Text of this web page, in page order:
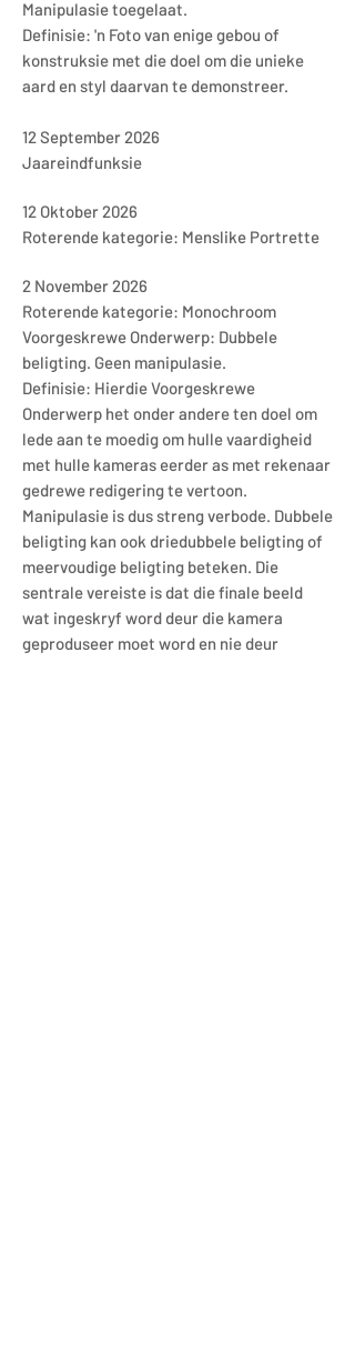
Manipulasie toegelaat.
Definisie: 'n Foto van enige gebou of
konstruksie met die doel om die unieke
aard en styl daarvan te demonstreer.
12 September 2026
Jaareindfunksie
12 Oktober 2026
Roterende kategorie: Menslike Portrette
2 November 2026
Roterende kategorie: Monochroom
Voorgeskrewe Onderwerp: Dubbele
beligting. Geen manipulasie.
Definisie: Hierdie Voorgeskrewe
Onderwerp het onder andere ten doel om
lede aan te moedig om hulle vaardigheid
met hulle kameras eerder as met rekenaar
gedrewe redigering te vertoon.
Manipulasie is dus streng verbode. Dubbele
beligting kan ook driedubbele beligting of
meervoudige beligting beteken. Die
sentrale vereiste is dat die finale beeld
wat ingeskryf word deur die kamera
geproduseer moet word en nie deur